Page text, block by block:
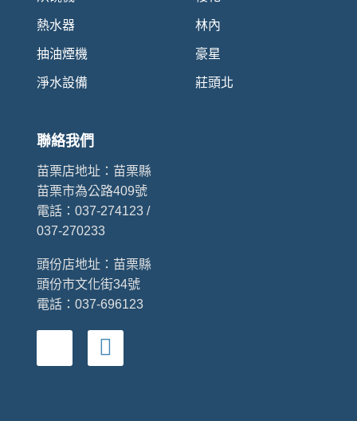
熱水器
抽油煙機
淨水設備
林內
豪星
莊頭北
聯絡我們
苗栗店地址： 苗栗縣
苗栗市為公路409號
電話：037-274123 /
037-270233
頭份店地址： 苗栗縣
頭份市文化街34號
電話：037-696123